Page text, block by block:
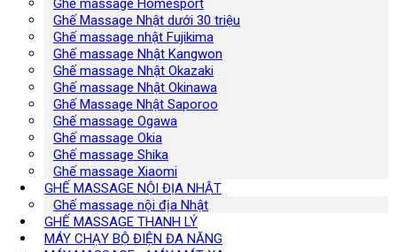
Ghế Massage Nhật dưới 30 triệu
Ghế massage nhật Fujikima
Ghế massage Nhật Kangwon
Ghế massage Nhật Okazaki
Ghế massage Nhật Okinawa
Ghế Massage Nhật Saporoo
Ghế massage Ogawa
Ghế massage Okia
Ghế massage Shika
Ghế massage Xiaomi
GHẾ MASSAGE NỘI ĐỊA NHẬT
Ghế massage nội địa Nhật
GHẾ MASSAGE THANH LÝ
MÁY CHẠY BỘ ĐIỆN ĐA NĂNG